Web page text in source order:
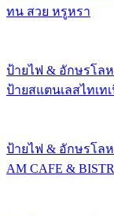
ทน สวย หรูหรา
ป้ายไฟ & อักษรโล
ป้ายสแตนเลสไทเ
ป้ายไฟ & อักษรโล
AM CAFE &